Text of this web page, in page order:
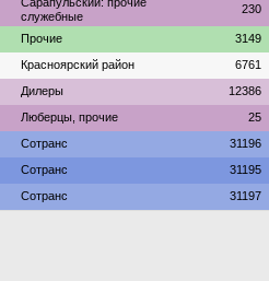
служебные
230
Прочие 3149
Красноярский район 6761
Дилеры 12386
Люберцы, прочие 25
Сотранс 31196
Сотранс 31195
Сотранс 31197